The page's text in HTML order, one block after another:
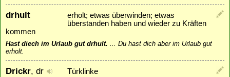
drhult
erholt; etwas überwinden; etwas
überstanden haben und wieder zu Kräften
kommen
Hast diech im Urlaub gut drhult. ... Du hast dich aber im Urlaub gut
erholt.
Drickr, dr Türklinke